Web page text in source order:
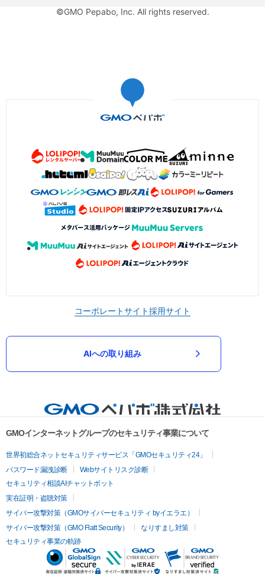
©GMO Pepabo, Inc. All rights reserved.
コーポレートサイト採用サイト
AIへの取り組み
GMOインターネットグループのセキュリティ事業について
世界初総合ネットセキュリティサービス「GMOセキュリティ24」
パスワード漏洩診断
Webサイトリスク診断
セキュリティ相談AIチャットボット
実在証明・盗聴対策
サイバー攻撃対策（GMOサイバーセキュリティ byイエラエ）
サイバー攻撃対策（GMO Flatt Security）
なりすまし対策
セキュリティ事業の軌跡